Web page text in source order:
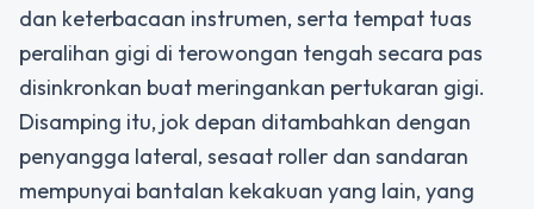
dan keterbacaan instrumen, serta tempat tuas
peralihan gigi di terowongan tengah secara pas
disinkronkan buat meringankan pertukaran gigi.
Disamping itu, jok depan ditambahkan dengan
penyangga lateral, sesaat roller dan sandaran
mempunyai bantalan kekakuan yang lain, yang